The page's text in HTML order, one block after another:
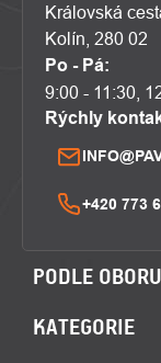
Královská
Kolín, 280 02
Po - Pá:
9:00 - 11:30,
Rýchly
+420 773
PODLE OBORU
KATEGORIE